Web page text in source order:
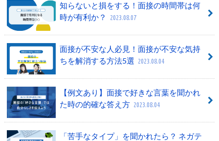
知らないと損をする！面接の時間帯は何
時が有利か？
2023.08.07
面接が不安な人必見！面接が不安な気持
ちを解消する方法5選 2023.08.04
【例文あり】面接で好きな言葉を聞かれ
た時の的確な答え方 2023.08.04
「苦手なタイプ」を聞かれたら？ ネガテ